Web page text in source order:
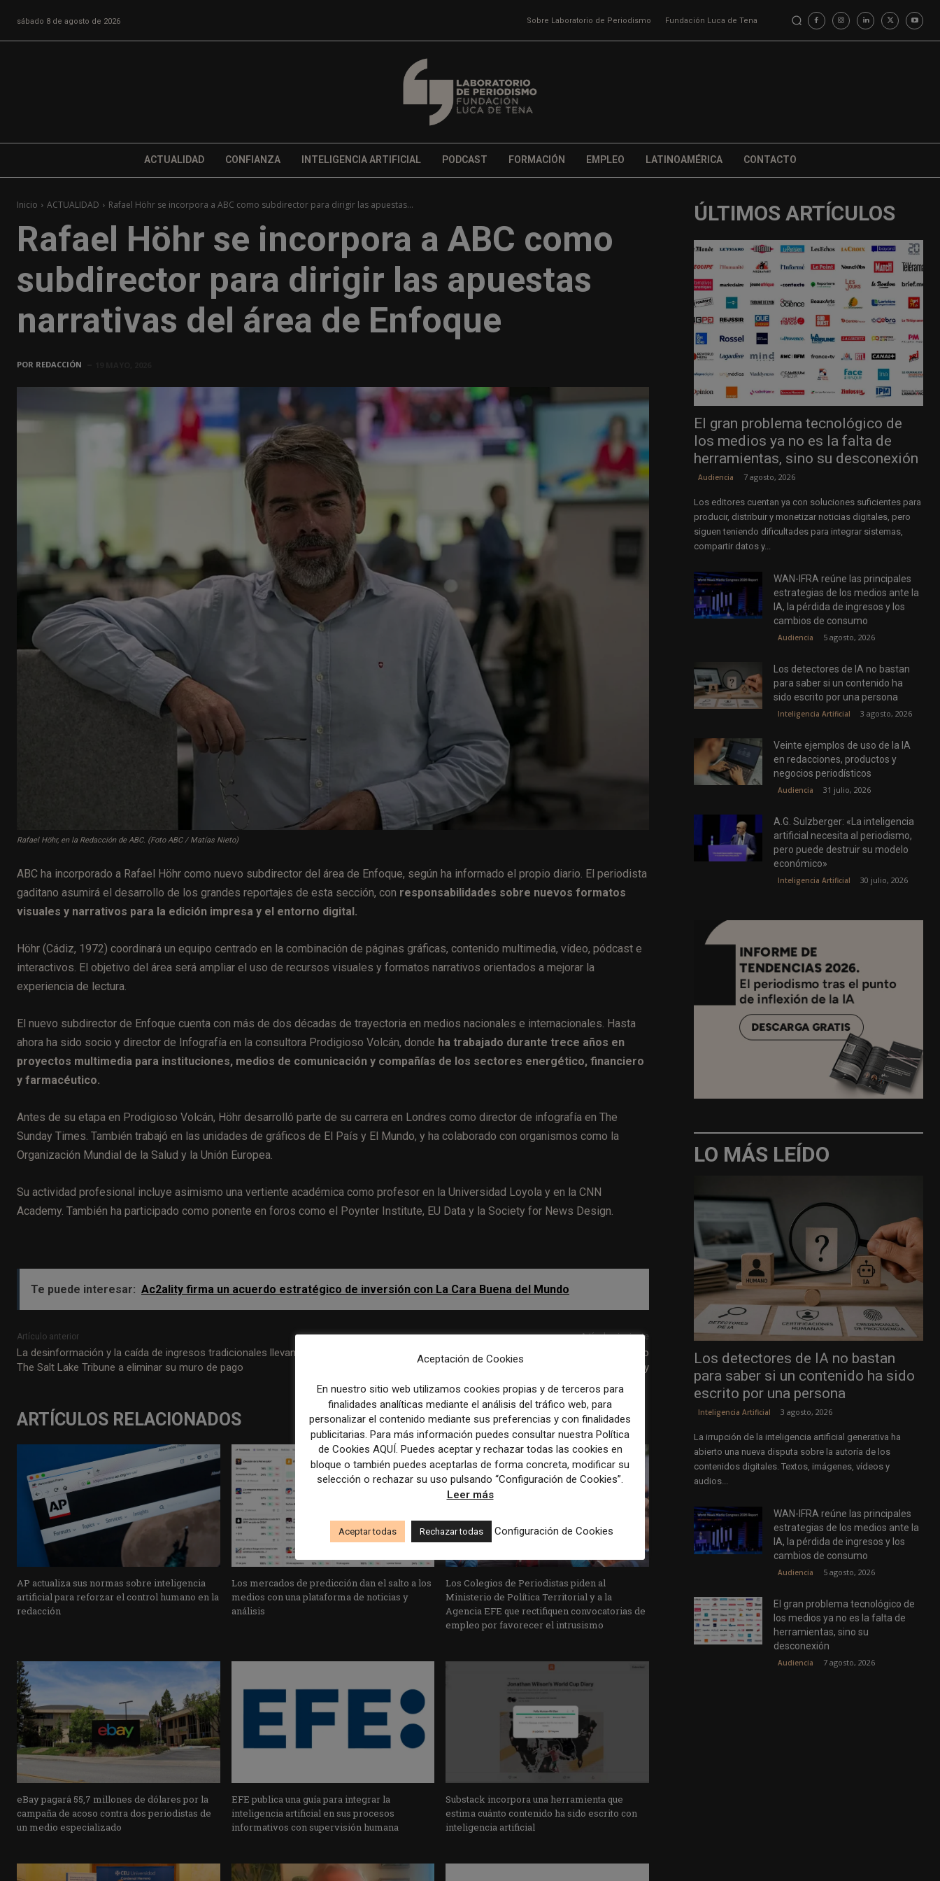
sábado 8 de agosto de 2026 Sobre Laboratorio de Periodismo Fundación Luca de Tena
ACTUALIDAD CONFIANZA INTELIGENCIA ARTIFICIAL PODCAST FORMACIÓN EMPLEO LATINOAMÉRICA CONTACTO
Inicio ACTUALIDAD Rafael Höhr se incorpora a ABC como subdirector para dirigir las apuestas...
Rafael Höhr se incorpora a ABC como
subdirector para dirigir las apuestas
narrativas del área de Enfoque
POR REDACCIÓN
Rafael Höhr, en la Redacción de ABC. (Foto ABC / Matías Nieto)
ABC ha incorporado a Rafael Höhr como nuevo subdirector del área de Enfoque, según ha informado el propio diario. El periodista
gaditano asumirá el desarrollo de los grandes reportajes de esta sección, con responsabilidades sobre nuevos formatos
visuales y narrativos para la edición impresa y el entorno digital.
Höhr (Cádiz, 1972) coordinará un equipo centrado en la combinación de páginas gráficas, contenido multimedia, vídeo, pódcast e
interactivos. El objetivo del área será ampliar el uso de recursos visuales y formatos narrativos orientados a mejorar la
experiencia de lectura.
El nuevo subdirector de Enfoque cuenta con más de dos décadas de trayectoria en medios nacionales e internacionales. Hasta
ahora ha sido socio y director de Infografía en la consultora Prodigioso Volcán, donde ha trabajado durante trece años en
proyectos multimedia para instituciones, medios de comunicación y compañías de los sectores energético, financiero
y farmacéutico.
Antes de su etapa en Prodigioso Volcán, Höhr desarrolló parte de su carrera en Londres como director de infografía en The
Sunday Times. También trabajó en las unidades de gráficos de El País y El Mundo, y ha colaborado con organismos como la
Organización Mundial de la Salud y la Unión Europea.
Su actividad profesional incluye asimismo una vertiente académica como profesor en la Universidad Loyola y en la CNN
Academy. También ha participado como ponente en foros como el Poynter Institute, EU Data y la Society for News Design.
Te puede interesar: Ac2ality firma un acuerdo estratégico de inversión con La Cara Buena del Mundo
Artículo anterior
La desinformación y la caída de ingresos tradicionales llevan a
The Salt Lake Tribune a eliminar su muro de pago
Artículo siguiente
El lado menos privado de hablar con ChatGPT, Claude, Grok o
Perplexity
ARTÍCULOS RELACIONADOS
AP actualiza sus normas sobre inteligencia
artificial para reforzar el control humano en la
redacción
Los mercados de predicción dan el salto a los
medios con una plataforma de noticias y
análisis
Los Colegios de Periodistas piden al
Ministerio de Política Territorial y a la
Agencia EFE que rectifiquen convocatorias de
empleo por favorecer el intrusismo
eBay pagará 55,7 millones de dólares por la
campaña de acoso contra dos periodistas de
un medio especializado
EFE publica una guía para integrar la
inteligencia artificial en sus procesos
informativos con supervisión humana
Substack incorpora una herramienta que
estima cuánto contenido ha sido escrito con
inteligencia artificial
ÚLTIMOS ARTÍCULOS
El gran problema tecnológico de
los medios ya no es la falta de
herramientas, sino su desconexión
Audiencia 7 agosto, 2026
Los editores cuentan ya con soluciones suficientes para
producir, distribuir y monetizar noticias digitales, pero
siguen teniendo dificultades para integrar sistemas,
compartir datos y...
WAN-IFRA reúne las principales
estrategias de los medios ante la
IA, la pérdida de ingresos y los
cambios de consumo
Audiencia 5 agosto, 2026
Los detectores de IA no bastan
para saber si un contenido ha
sido escrito por una persona
Inteligencia Artificial 3 agosto, 2026
Veinte ejemplos de uso de la IA
en redacciones, productos y
negocios periodísticos
Audiencia 31 julio, 2026
A.G. Sulzberger: «La inteligencia
artificial necesita al periodismo,
pero puede destruir su modelo
económico»
Inteligencia Artificial 30 julio, 2026
LO MÁS LEÍDO
Los detectores de IA no bastan
para saber si un contenido ha sido
escrito por una persona
Inteligencia Artificial 3 agosto, 2026
La irrupción de la inteligencia artificial generativa ha
abierto una nueva disputa sobre la autoría de los
contenidos digitales. Textos, imágenes, vídeos y
audios...
WAN-IFRA reúne las principales
estrategias de los medios ante la
IA, la pérdida de ingresos y los
cambios de consumo
Audiencia 5 agosto, 2026
El gran problema tecnológico de
los medios ya no es la falta de
herramientas, sino su
desconexión
Audiencia 7 agosto, 2026
Aceptación de Cookies
En nuestro sitio web utilizamos cookies propias y de terceros para
finalidades analíticas mediante el análisis del tráfico web, para
personalizar el contenido mediante sus preferencias y con finalidades
publicitarias. Para más información puedes consultar nuestra Política
de Cookies AQUÍ. Puedes aceptar y rechazar todas las cookies en
bloque o también puedes aceptarlas de forma concreta, modificar su
selección o rechazar su uso pulsando “Configuración de Cookies”.
Leer más
Aceptar todas Rechazar todas Configuración de Cookies